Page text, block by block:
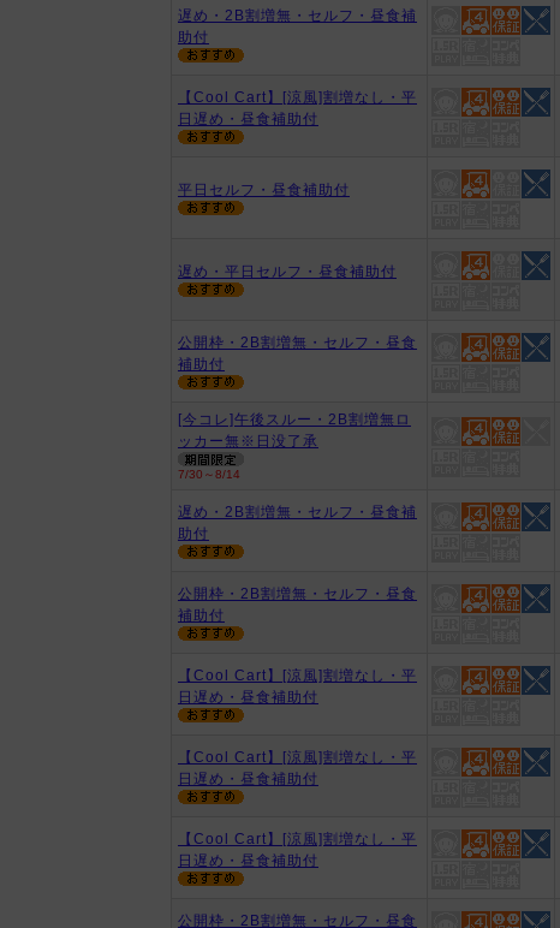
遅め・2B割増無・セルフ・昼食補
助付
【Cool Cart】[涼風]割増なし・平
日遅め・昼食補助付
平日セルフ・昼食補助付
遅め・平日セルフ・昼食補助付
公開枠・2B割増無・セルフ・昼食
補助付
[今コレ]午後スルー・2B割増無ロ
ッカー無※日没了承
7/30～8/14
遅め・2B割増無・セルフ・昼食補
助付
公開枠・2B割増無・セルフ・昼食
補助付
【Cool Cart】[涼風]割増なし・平
日遅め・昼食補助付
【Cool Cart】[涼風]割増なし・平
日遅め・昼食補助付
【Cool Cart】[涼風]割増なし・平
日遅め・昼食補助付
公開枠・2B割増無・セルフ・昼食